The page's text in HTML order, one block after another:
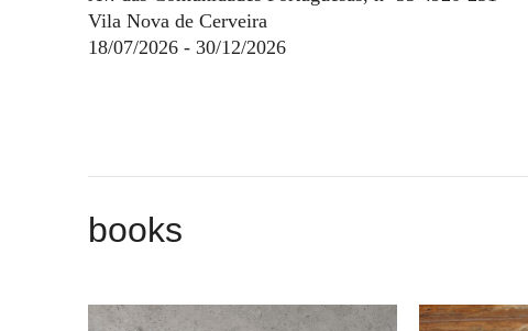
Vila Nova de Cerveira
18/07/2026 - 30/12/2026
books